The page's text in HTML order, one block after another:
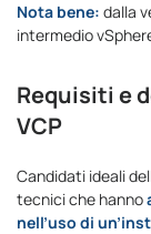
Nota bene: dalla
intermedio
Requisiti e
VCP
Candidati ideali
tecnici che hanno
nell’uso di